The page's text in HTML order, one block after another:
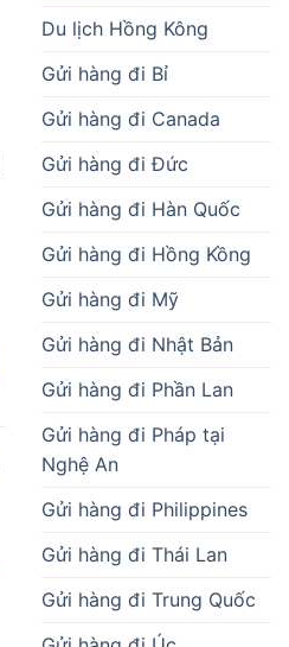
Du lịch Hồng Kông
Gửi hàng đi Bỉ
Gửi hàng đi Canada
Gửi hàng đi Đức
Gửi hàng đi Hàn Quốc
Gửi hàng đi Hồng Kồng
Gửi hàng đi Mỹ
Gửi hàng đi Nhật Bản
Gửi hàng đi Phần Lan
Gửi hàng đi Pháp tại
Nghệ An
Gửi hàng đi Philippines
Gửi hàng đi Thái Lan
Gửi hàng đi Trung Quốc